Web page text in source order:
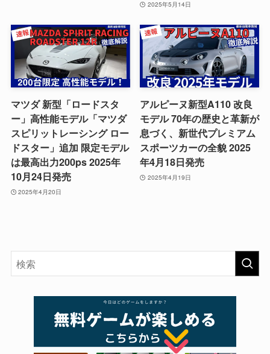
2025年5月14日
マツダ 新型「ロードスタ
ー」高性能モデル「マツダ
スピリットレーシング ロー
ドスター」追加 限定モデル
は最高出力200ps 2025年
10月24日発売
2025年4月20日
アルピーヌ新型A110 改良
モデル 70年の歴史と革新が
息づく、新世代プレミアム
スポーツカーの全貌 2025
年4月18日発売
2025年4月19日